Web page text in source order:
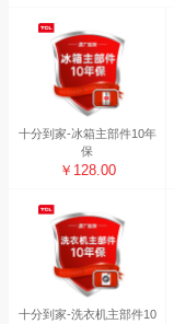
十分到家-冰箱主部件10年
保
￥128.00
十分到家-洗衣机主部件10